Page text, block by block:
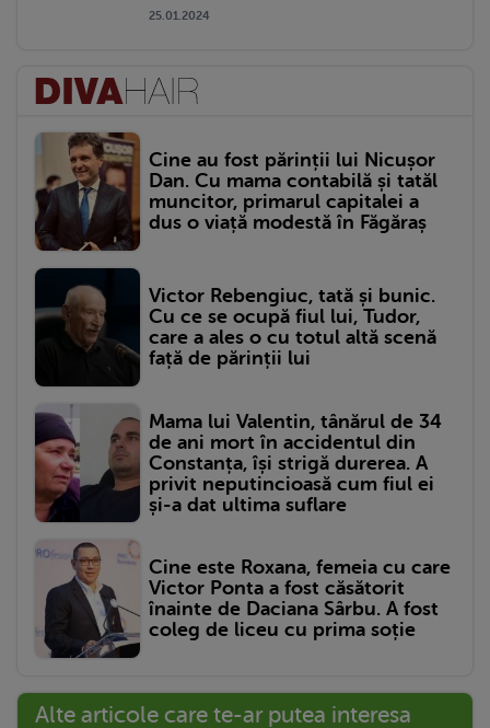
25.01.2024
Cine au fost părinții lui Nicușor
Dan. Cu mama contabilă și tatăl
muncitor, primarul capitalei a
dus o viață modestă în Făgăraș
Victor Rebengiuc, tată și bunic.
Cu ce se ocupă fiul lui, Tudor,
care a ales o cu totul altă scenă
față de părinții lui
Mama lui Valentin, tânărul de 34
de ani mort în accidentul din
Constanța, își strigă durerea. A
privit neputincioasă cum fiul ei
și-a dat ultima suflare
Cine este Roxana, femeia cu care
Victor Ponta a fost căsătorit
înainte de Daciana Sârbu. A fost
coleg de liceu cu prima soție
Alte articole care te-ar putea interesa